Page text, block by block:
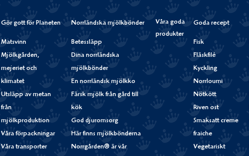
Gör gott för Planeten
Matsvinn
Mjölkgården,
mejeriet och
klimatet
Utsläpp av metan
från
mjölkproduktion
Våra förpackningar
Våra transporter
Norrländska mjölkbönder
Betessläpp
Dina norrländska
mjölkbönder
En norrländsk mjölkko
Färsk mjölk från gård till
kök
God djuromsorg
Här finns mjölkbönderna
Norrgården® är vår
Våra goda
produkter
Goda recept
Fisk
Fläskfilé
Kyckling
Norrloumi
Nötkött
Riven ost
Smaksatt creme
fraiche
Vegetariskt